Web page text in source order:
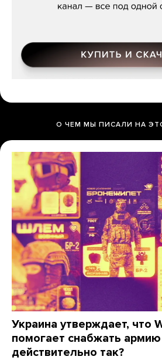
О ЧЕМ МЫ ПИСАЛИ НА
Украина утверждает, что
помогает снабжать
действительно так?